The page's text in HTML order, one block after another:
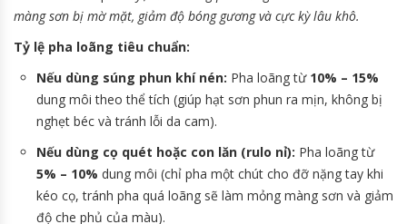
màng sơn bị mờ mặt, giảm độ bóng gương và cực kỳ lâu khô.
Tỷ lệ pha loãng tiêu chuẩn:
Nếu dùng súng phun khí nén: Pha loãng từ 10% – 15%
dung môi theo thể tích (giúp hạt sơn phun ra mịn, không bị
nghẹt béc và tránh lỗi da cam).
Nếu dùng cọ quét hoặc con lăn (rulo nỉ): Pha loãng từ
5% – 10% dung môi (chỉ pha một chút cho đỡ nặng tay khi
kéo cọ, tránh pha quá loãng sẽ làm mỏng màng sơn và giảm
độ che phủ của màu).